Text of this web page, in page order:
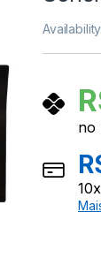
no
10